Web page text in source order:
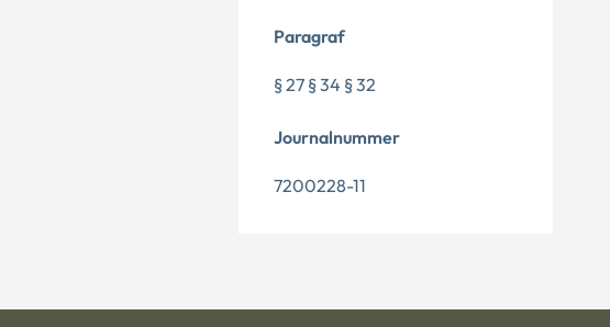
Paragraf
§ 27 § 34 § 32
Journalnummer
7200228-11